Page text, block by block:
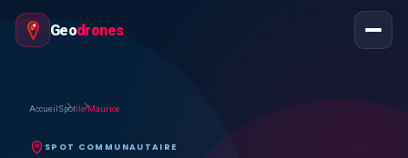
Geodrones
Accueil Spot Ile Maurice
SPOT COMMUNAUTAIRE